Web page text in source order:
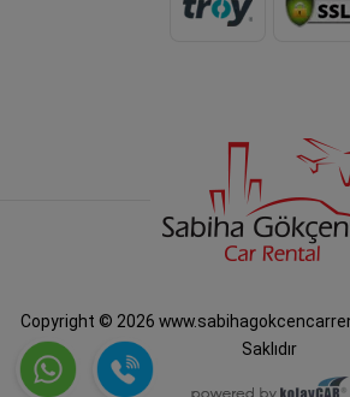
Copyright © 2026
Saklıdır